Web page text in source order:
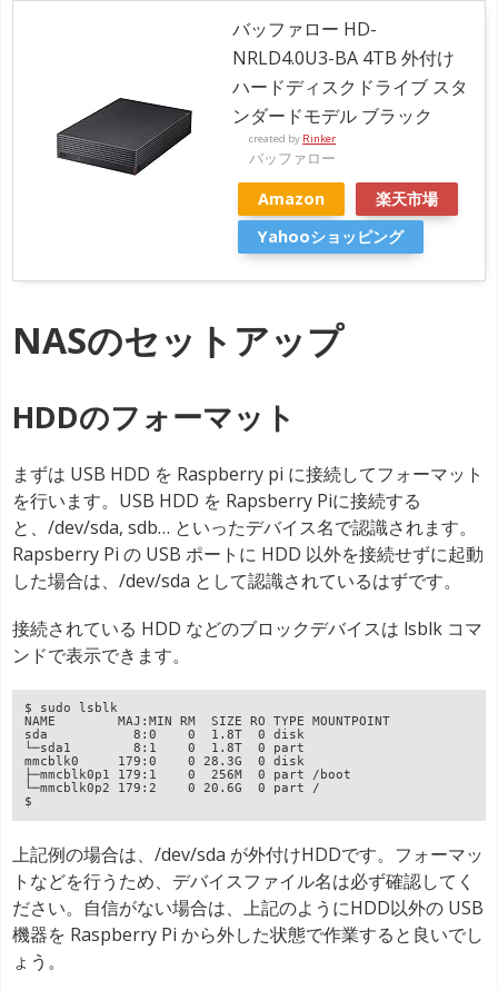
バッファロー HD-
NRLD4.0U3-BA 4TB 外付け
ハードディスクドライブ スタ
ンダードモデル ブラック
created by Rinker
バッファロー
Amazon
楽天市場
Yahooショッピング
NASのセットアップ
HDDのフォーマット
まずは USB HDD を Raspberry pi に接続してフォーマット
を行います。USB HDD を Rapsberry Piに接続する
と、/dev/sda, sdb… といったデバイス名で認識されます。
Rapsberry Pi の USB ポートに HDD 以外を接続せずに起動
した場合は、/dev/sda として認識されているはずです。
接続されている HDD などのブロックデバイスは lsblk コマ
ンドで表示できます。
$ sudo lsblk
NAME        MAJ:MIN RM  SIZE RO TYPE MOUNTPOINT
sda           8:0    0  1.8T  0 disk
└─sda1        8:1    0  1.8T  0 part
mmcblk0     179:0    0 28.3G  0 disk
├─mmcblk0p1 179:1    0  256M  0 part /boot
└─mmcblk0p2 179:2    0 20.6G  0 part /
上記例の場合は、/dev/sda が外付けHDDです。フォーマッ
トなどを行うため、デバイスファイル名は必ず確認してく
ださい。自信がない場合は、上記のようにHDD以外の USB
機器を Raspberry Pi から外した状態で作業すると良いでし
ょう。